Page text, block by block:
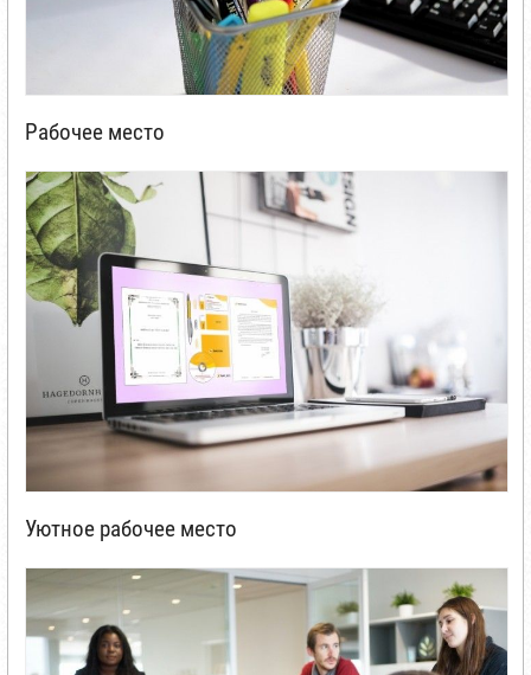
Рабочее место
Уютное рабочее место